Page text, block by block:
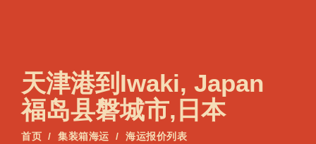
天津港到Iwaki, Japan
福岛县磐城市,日本
首页 集装箱海运
海运报价列表